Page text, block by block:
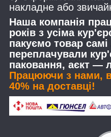
накладне або
Наша компанія
років з усіма
пакуємо товар
переплачували
паковання, аєкт —
Працюючи з нами,
40% на доставці!